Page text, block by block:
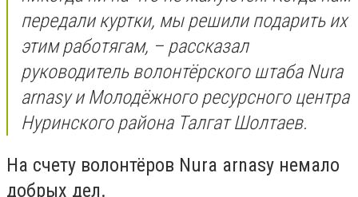
передали куртки, мы решили подарить их
этим работягам, – рассказал
руководитель волонтёрского штаба Nura
arnasy и Молодёжного ресурсного центра
Нуринского района Талгат Шолтаев.
На счету волонтёров Nura arnasy немало
добрых дел.